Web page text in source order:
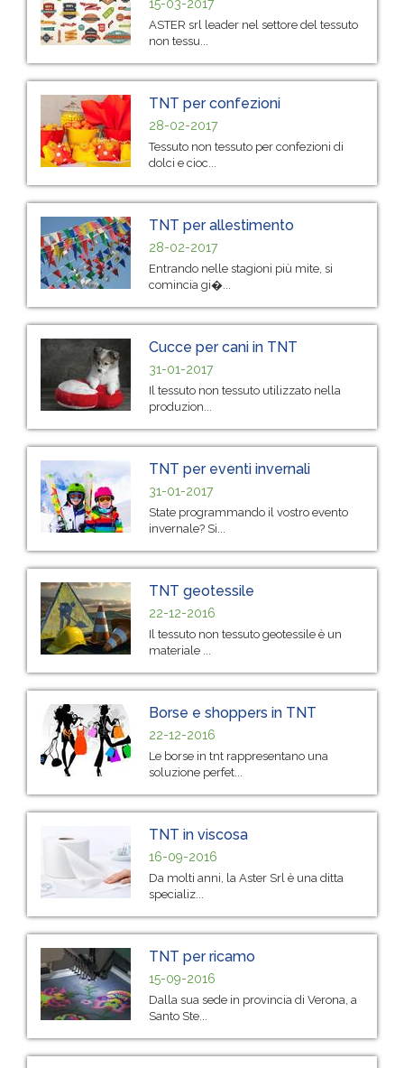
15-03-2017
ASTER srl leader nel settore del tessuto
non tessu...
TNT per confezioni
28-02-2017
Tessuto non tessuto per confezioni di
dolci e cioc...
TNT per allestimento
28-02-2017
Entrando nelle stagioni più mite, si
comincia gi�...
Cucce per cani in TNT
31-01-2017
Il tessuto non tessuto utilizzato nella
produzion...
TNT per eventi invernali
31-01-2017
State programmando il vostro evento
invernale? Si...
TNT geotessile
22-12-2016
Il tessuto non tessuto geotessile è un
materiale ...
Borse e shoppers in TNT
22-12-2016
Le borse in tnt rappresentano una
soluzione perfet...
TNT in viscosa
16-09-2016
Da molti anni, la Aster Srl è una ditta
specializ...
TNT per ricamo
15-09-2016
Dalla sua sede in provincia di Verona, a
Santo Ste...